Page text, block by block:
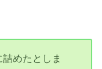
めたとしま